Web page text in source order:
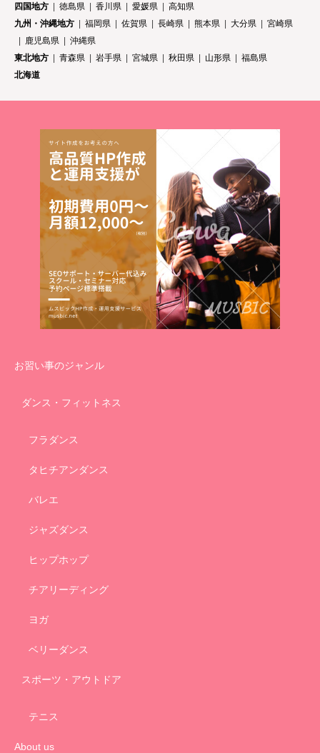
四国地方
徳島県 香川県 愛媛県
高知県
九州・沖縄地方
福岡県 佐賀県 長崎県 熊本県 大分県
宮崎県
鹿児島県
沖縄県
東北地方
青森県 岩手県 宮城県 秋田県 山形県
福島県
北海道
お習い事のジャンル
ダンス・フィットネス
フラダンス
タヒチアンダンス
バレエ
ジャズダンス
ヒップホップ
チアリーディング
ヨガ
ベリーダンス
スポーツ・アウトドア
テニス
About us